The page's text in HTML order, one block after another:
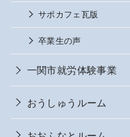
サポカフェ瓦版
卒業生の声
一関市就労体験事業
おうしゅうルーム